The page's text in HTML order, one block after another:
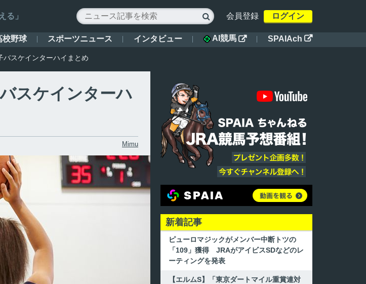
る」  会員登録 ログイン
校野球 スポーツニュース インタビュー AI競馬  SPAIAch 
スケインターハイまとめ
スケインターハ
Mimu
新着記事
ピューロマジックがメンバー中断トツの
「109」獲得 JRAがアイビスSDなどのレ
ーティングを発表
【エルムS】「東京ダートマイル重賞連対